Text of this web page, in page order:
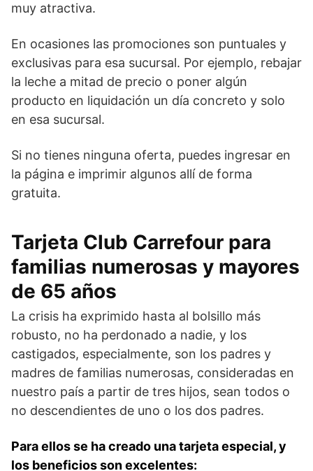
muy atractiva.
En ocasiones las promociones son puntuales y
exclusivas para esa sucursal. Por ejemplo, rebajar
la leche a mitad de precio o poner algún
producto en liquidación un día concreto y solo
en esa sucursal.
Si no tienes ninguna oferta, puedes ingresar en
la página e imprimir algunos allí de forma
gratuita.
Tarjeta Club Carrefour para
familias numerosas y mayores
de 65 años
La crisis ha exprimido hasta al bolsillo más
robusto, no ha perdonado a nadie, y los
castigados, especialmente, son los padres y
madres de familias numerosas, consideradas en
nuestro país a partir de tres hijos, sean todos o
no descendientes de uno o los dos padres.
Para ellos se ha creado una tarjeta especial, y
los beneficios son excelentes: